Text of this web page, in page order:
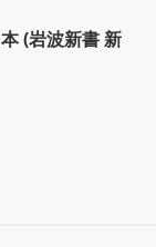
(岩波新書 新